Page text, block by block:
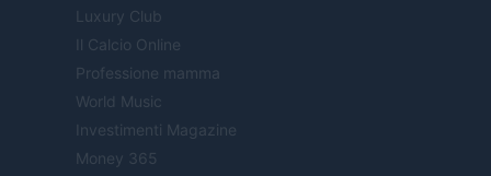
Luxury Club
Il Calcio Online
Professione mamma
World Music
Investimenti Magazine
Money 365